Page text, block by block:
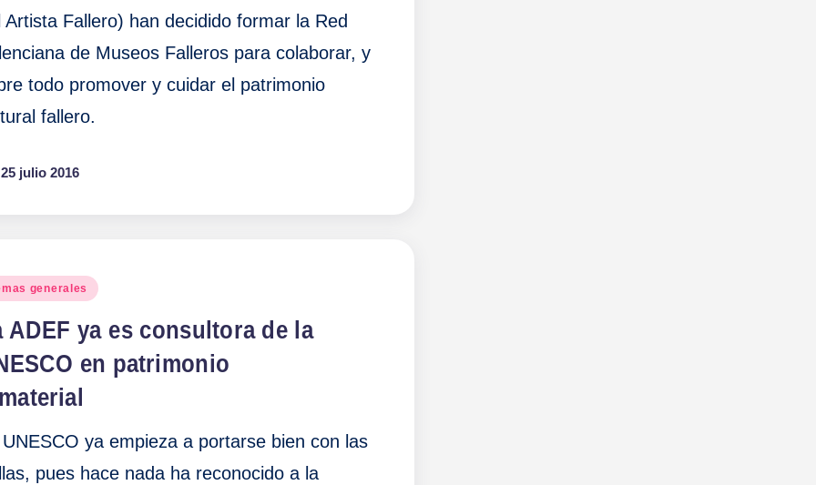
Artista Fallero) han decidido formar la Red
de Museos Falleros para colaborar, y
todo promover y cuidar el patrimonio
fallero.
25 julio 2016
generales
ADEF ya es consultora de la
en patrimonio
ya empieza a portarse bien con las
pues hace nada ha reconocido a la